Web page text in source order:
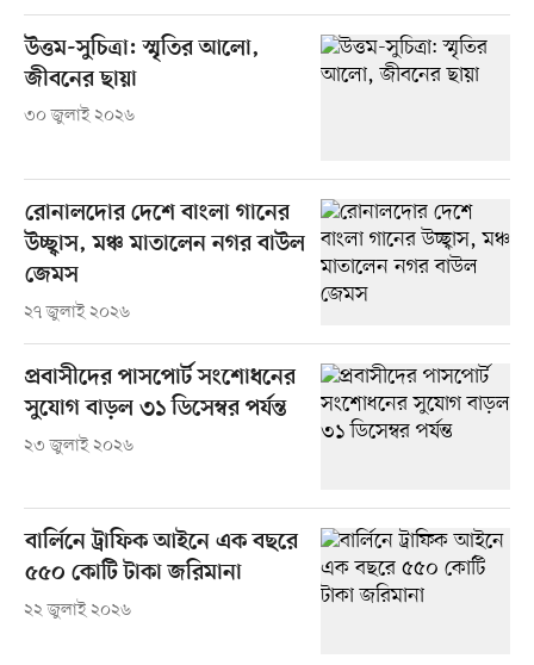
উত্তম-সুচিত্রা: স্মৃতির আলো,
জীবনের ছায়া
৩০ জুলাই ২০২৬
রোনালদোর দেশে বাংলা গানের
উচ্ছ্বাস, মঞ্চ মাতালেন নগর বাউল
জেমস
২৭ জুলাই ২০২৬
প্রবাসীদের পাসপোর্ট সংশোধনের
সুযোগ বাড়ল ৩১ ডিসেম্বর পর্যন্ত
২৩ জুলাই ২০২৬
বার্লিনে ট্রাফিক আইনে এক বছরে
৫৫০ কোটি টাকা জরিমানা
২২ জুলাই ২০২৬